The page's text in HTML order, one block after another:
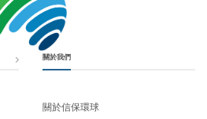
關於我們
關於信保環球